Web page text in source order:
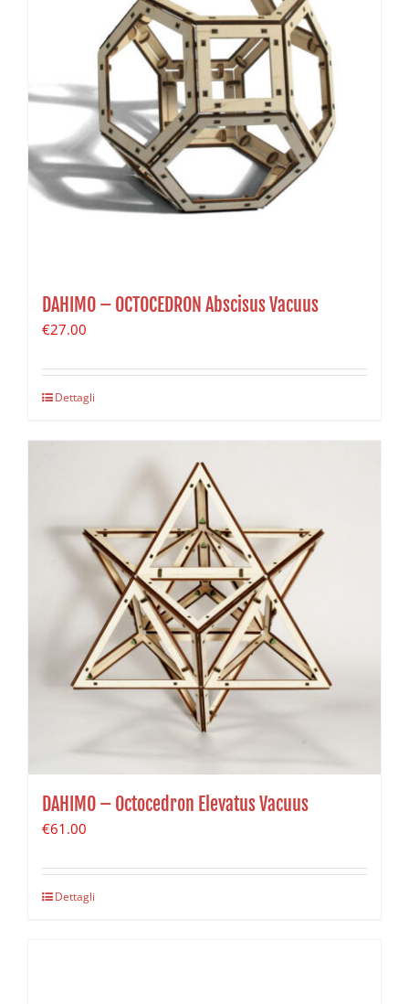
DAHIMO – OCTOCEDRON Abscisus Vacuus
€27.00
Dettagli
DAHIMO – Octocedron Elevatus Vacuus
€61.00
Dettagli